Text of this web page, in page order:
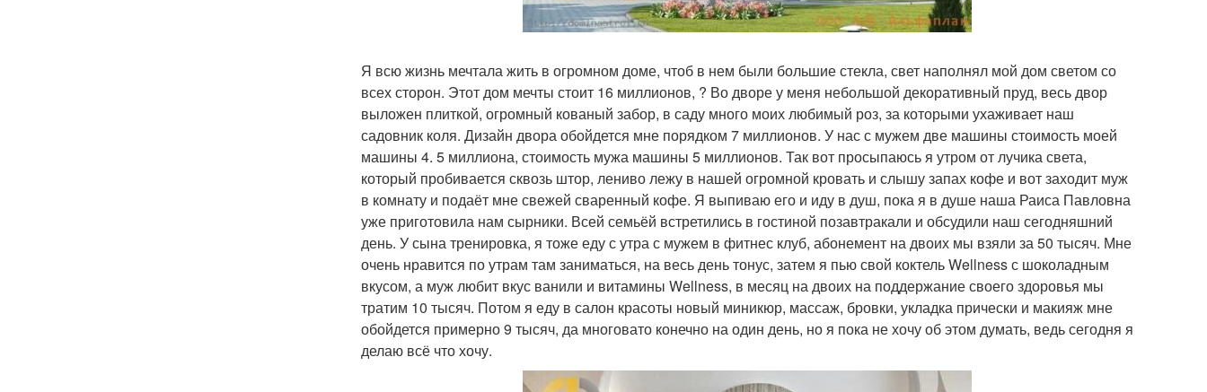
Я всю жизнь мечтала жить в огромном доме, чтоб в нем были большие стекла, свет наполнял мой дом светом со
всех сторон. Этот дом мечты стоит 16 миллионов, ? Во дворе у меня небольшой декоративный пруд, весь двор
выложен плиткой, огромный кованый забор, в саду много моих любимый роз, за которыми ухаживает наш
садовник коля. Дизайн двора обойдется мне порядком 7 миллионов. У нас с мужем две машины стоимость моей
машины 4. 5 миллиона, стоимость мужа машины 5 миллионов. Так вот просыпаюсь я утром от лучика света,
который пробивается сквозь штор, лениво лежу в нашей огромной кровать и слышу запах кофе и вот заходит муж
в комнату и подаёт мне свежей сваренный кофе. Я выпиваю его и иду в душ, пока я в душе наша Раиса Павловна
уже приготовила нам сырники. Всей семьёй встретились в гостиной позавтракали и обсудили наш сегодняшний
день. У сына тренировка, я тоже еду с утра с мужем в фитнес клуб, абонемент на двоих мы взяли за 50 тысяч. Мне
очень нравится по утрам там заниматься, на весь день тонус, затем я пью свой коктель Wellness с шоколадным
вкусом, а муж любит вкус ванили и витамины Wellness, в месяц на двоих на поддержание своего здоровья мы
тратим 10 тысяч. Потом я еду в салон красоты новый миникюр, массаж, бровки, укладка прически и макияж мне
обойдется примерно 9 тысяч, да многовато конечно на один день, но я пока не хочу об этом думать, ведь сегодня я
делаю всё что хочу.